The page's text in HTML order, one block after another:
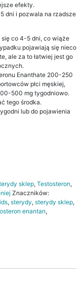
efekty.
dni i pozwala na rzadsze
co 4-5 dni, co wiąże
pojawiają się nieco
ale za to łatwiej jest go
Enanthate 200-250
płci męskiej,
500 mg tygodniowo.
tego środka.
lub do pojawienia
sklep, Testosteron,
Znaczników:
, sterydy, sterydy sklep,
enantan,